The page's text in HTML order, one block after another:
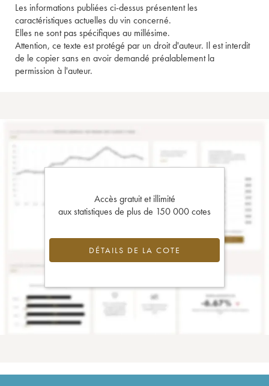
Les informations publiées ci-dessus présentent les
caractéristiques actuelles du vin concerné.
Elles ne sont pas spécifiques au millésime.
Attention, ce texte est protégé par un droit d'auteur. Il est interdit
de le copier sans en avoir demandé préalablement la
permission à l'auteur.
Accès gratuit et illimité
aux statistiques de plus de 150 000 cotes
DÉTAILS DE LA COTE